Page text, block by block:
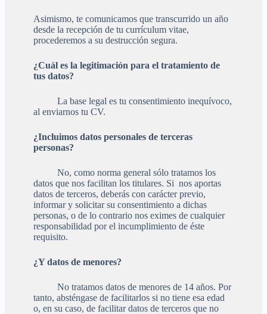
Asimismo, te comunicamos que transcurrido un año
desde la recepción de tu currículum vitae,
procederemos a su destrucción segura.
¿Cuál es la legitimación para el tratamiento de
tus datos?
La base legal es tu consentimiento inequívoco,
al enviarnos tu CV.
¿Incluimos datos personales de terceras
personas?
No, como norma general sólo tratamos los
datos que nos facilitan los titulares. Si nos aportas
datos de terceros, deberás con carácter previo,
informar y solicitar su consentimiento a dichas
personas, o de lo contrario nos eximes de cualquier
responsabilidad por el incumplimiento de éste
requisito.
¿Y datos de menores?
No tratamos datos de menores de 14 años. Por
tanto, absténgase de facilitarlos si no tiene esa edad
o, en su caso, de facilitar datos de terceros que no